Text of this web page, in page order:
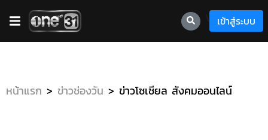
เข้าสู่ระบบ
หน้าแรก ข่าวช่องวัน ข่าวโซเชียล สังคมออนไลน์